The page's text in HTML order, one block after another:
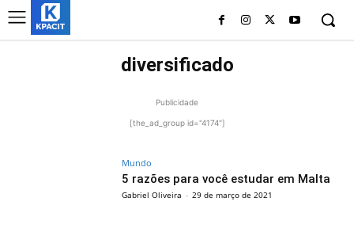
diversificado
Publicidade
[the_ad_group id="4174"]
Mundo
5 razões para você estudar em Malta
Gabriel Oliveira - 29 de março de 2021